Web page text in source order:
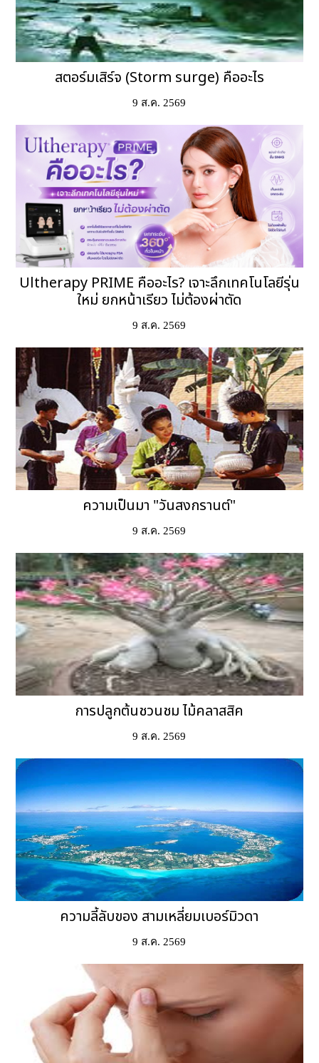
สตอร์มเสิร์จ (Storm surge) คืออะไร
9 ส.ค. 2569
Ultherapy PRIME คืออะไร? เจาะลึกเทคโนโลยีรุ่น
ใหม่ ยกหน้าเรียว ไม่ต้องผ่าตัด
9 ส.ค. 2569
ความเป็นมา "วันสงกรานต์"
9 ส.ค. 2569
การปลูกต้นชวนชม ไม้คลาสสิค
9 ส.ค. 2569
ความลี้ลับของ สามเหลี่ยมเบอร์มิวดา
9 ส.ค. 2569